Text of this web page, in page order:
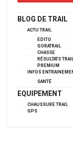
BLOG DE TRAIL
ACTU TRAIL
EDITO
GORATRAIL
CHASSE
RÉSULTATS
PREMIUM
INFOS
SANTÉ
EQUIPEMENT
CHAUSSURE TRAIL
GPS